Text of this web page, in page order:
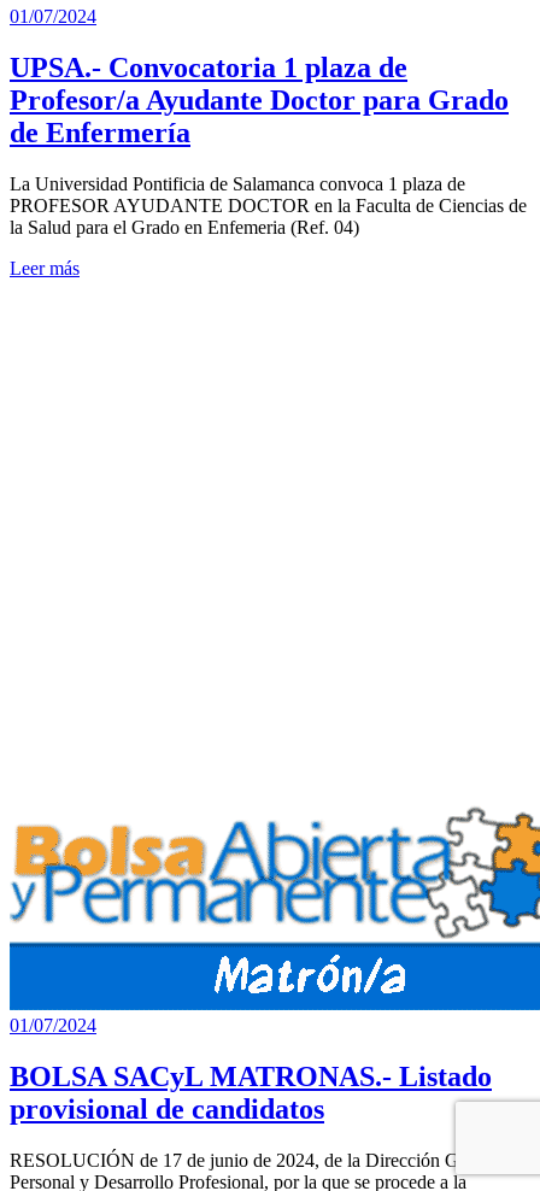
01/07/2024
UPSA.- Convocatoria 1 plaza de
Profesor/a Ayudante Doctor para Grado
de Enfermería
La Universidad Pontificia de Salamanca convoca 1 plaza de
PROFESOR AYUDANTE DOCTOR en la Faculta de Ciencias de
la Salud para el Grado en Enfemeria (Ref. 04)
Leer más
01/07/2024
BOLSA SACyL MATRONAS.- Listado
provisional de candidatos
RESOLUCIÓN de 17 de junio de 2024, de la Dirección General de
Personal y Desarrollo Profesional, por la que se procede a la